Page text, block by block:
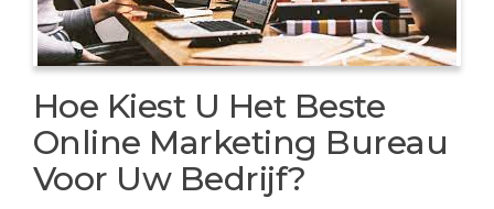
Hoe Kiest U Het Beste
Online Marketing Bureau
Voor Uw Bedrijf?